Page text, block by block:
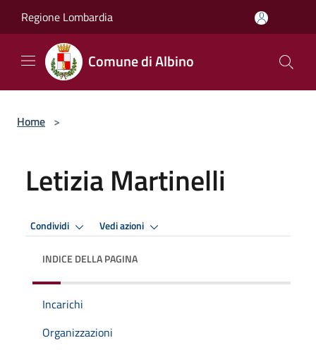
Regione Lombardia
Comune di Albino
Home >
Letizia Martinelli
Condividi Vedi azioni
INDICE DELLA PAGINA
Incarichi
Organizzazioni